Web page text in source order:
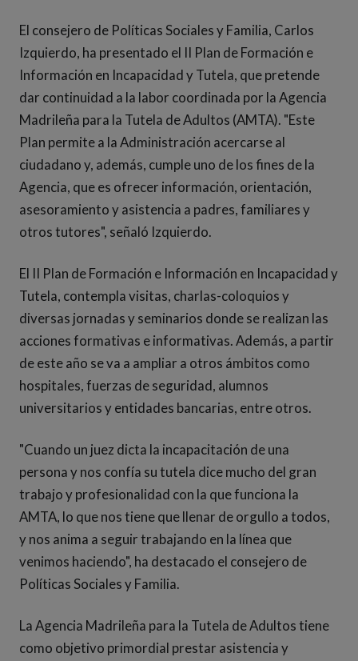
El consejero de Políticas Sociales y Familia, Carlos
Izquierdo, ha presentado el II Plan de Formación e
Información en Incapacidad y Tutela, que pretende
dar continuidad a la labor coordinada por la Agencia
Madrileña para la Tutela de Adultos (AMTA). "Este
Plan permite a la Administración acercarse al
ciudadano y, además, cumple uno de los fines de la
Agencia, que es ofrecer información, orientación,
asesoramiento y asistencia a padres, familiares y
otros tutores", señaló Izquierdo.
El II Plan de Formación e Información en Incapacidad y
Tutela, contempla visitas, charlas-coloquios y
diversas jornadas y seminarios donde se realizan las
acciones formativas e informativas. Además, a partir
de este año se va a ampliar a otros ámbitos como
hospitales, fuerzas de seguridad, alumnos
universitarios y entidades bancarias, entre otros.
"Cuando un juez dicta la incapacitación de una
persona y nos confía su tutela dice mucho del gran
trabajo y profesionalidad con la que funciona la
AMTA, lo que nos tiene que llenar de orgullo a todos,
y nos anima a seguir trabajando en la línea que
venimos haciendo", ha destacado el consejero de
Políticas Sociales y Familia.
La Agencia Madrileña para la Tutela de Adultos tiene
como objetivo primordial prestar asistencia y